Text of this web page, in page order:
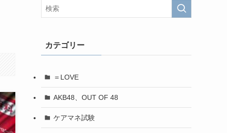
カテゴリー
＝LOVE
AKB48、OUT OF 48
ケアマネ試験